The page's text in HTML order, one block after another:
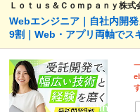
Ｌｏｔｕｓ＆Ｃｏｍｐａｎｙ株式
Webエンジニア｜自社内開
9割｜Web・アプリ両軸でス